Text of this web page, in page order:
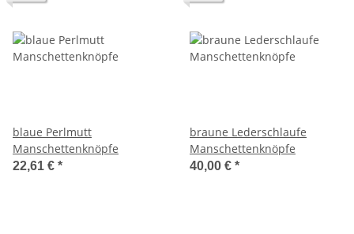
blaue Perlmutt
Manschettenknöpfe
22,61 € *
braune Lederschlaufe
Manschettenknöpfe
40,00 € *